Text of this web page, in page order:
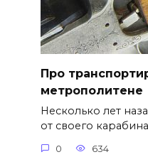
Про
метрополитене
Несколько лет
от своего карабина
0 634